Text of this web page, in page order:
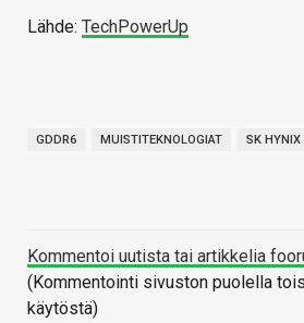
Lähde: TechPowerUp
GDDR6 MUISTITEKNOLOGIAT SK HYNIX
Kommentoi uutista tai artikkelia
(Kommentointi sivuston puolella
käytöstä)